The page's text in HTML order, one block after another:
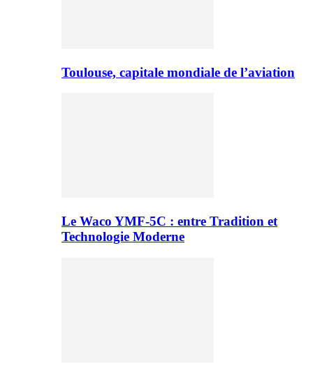
Toulouse, capitale mondiale de l’aviation
Le Waco YMF-5C : entre Tradition et
Technologie Moderne